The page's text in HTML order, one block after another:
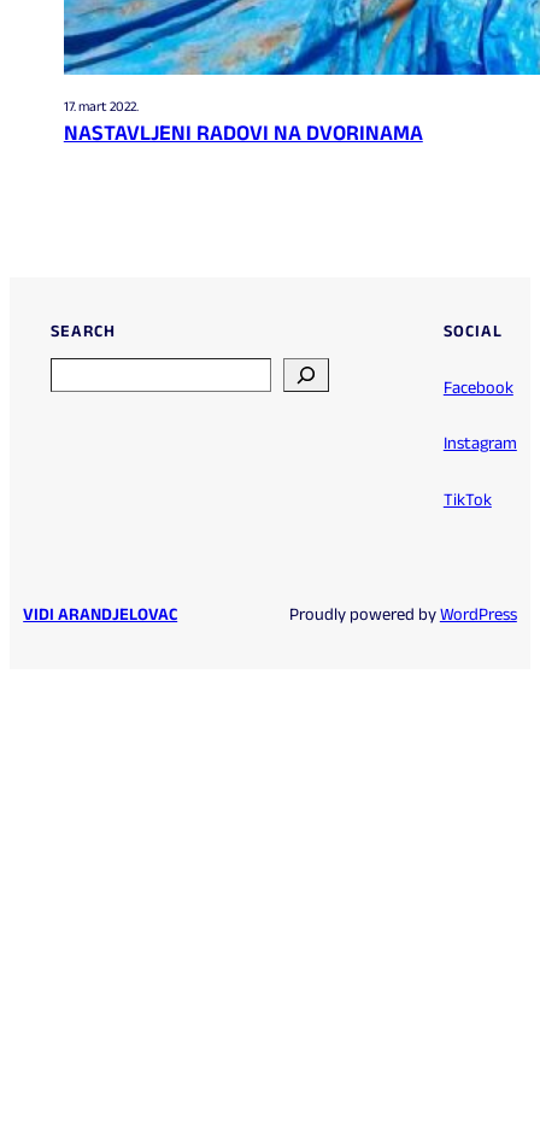
17. mart 2022.
NASTAVLJENI RADOVI NA DVORINAMA
SEARCH
SOCIAL
Facebook
Instagram
TikTok
VIDI ARANDJELOVAC Proudly powered byWordPress